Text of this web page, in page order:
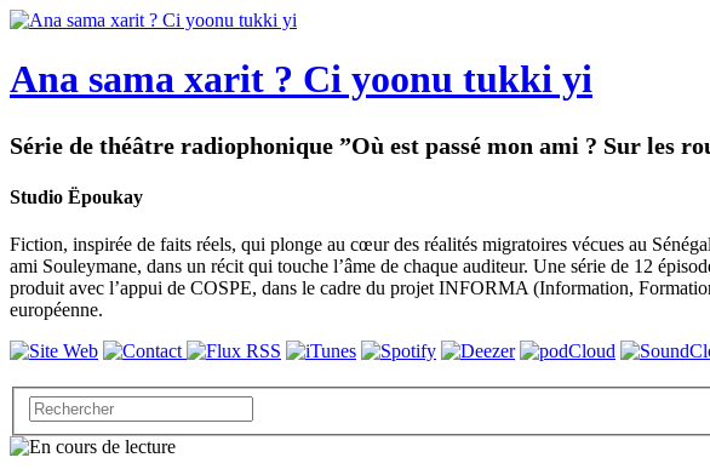
Ana sama xarit ? Ci yoonu tukki yi
Série de théâtre radiophonique ”Où est passé mon ami ? Sur les
Studio Ëpoukay
Fiction, inspirée de faits réels, qui plonge au cœur des réalités migratoires vécues au
ami Souleymane, dans un récit qui touche l’âme de chaque auditeur. Une série de 12
produit avec l’appui de COSPE, dans le cadre du projet INFORMA (Information,
européenne.